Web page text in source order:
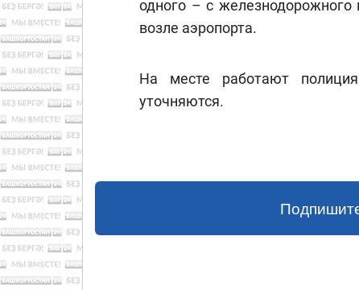
одного – с железнодорожного
возле аэропорта.
На месте работают
уточняются.